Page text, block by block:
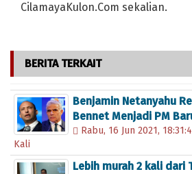
CilamayaKulon.Com sekalian.
BERITA TERKAIT
Benjamin Netanyahu
Bennet Menjadi PM
Rabu, 16 Jun 2021,
Kali
Lebih murah 2 kali dari